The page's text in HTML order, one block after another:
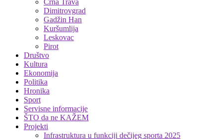
Crna Trava
Dimitrovgrad
Gadžin Han
Kuršumlija
Leskovac
Pirot
Društvo
Kultura
Ekonomija
Politika
Hronika
Sport
Servisne informacije
ŠTO da ne KAŽEM
Projekti
Infrastruktura u funkciji dečijeg sporta 2025